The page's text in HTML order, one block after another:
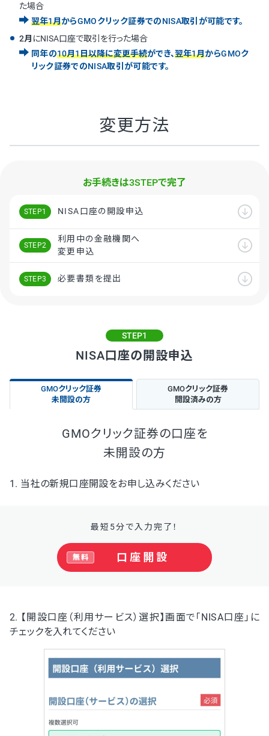
た場合
翌年1月からGMOクリック証券でのNISA取引が可能です。
2月 にNISA口座で取引を行った場合
同年の10月1日以降に変更手続ができ、翌年1月からGMOク
リック証券でのNISA取引が可能です。
変更方法
お手続きは3STEPで完了
NISA口座の開設申込
利用中の金融機関へ
変更申込
必要書類を提出
STEP1
NISA口座の開設申込
GMOクリック証券
未開設の方
GMOクリック証券
開設済みの方
GMOクリック証券の口座を
未開設の方
1. 当社の新規口座開設をお申し込みください
最短5分で入力完了！
口座開設
無料
2. 【開設口座（利用サービス）選択】画面で「NISA口座」に
チェックを入れてください